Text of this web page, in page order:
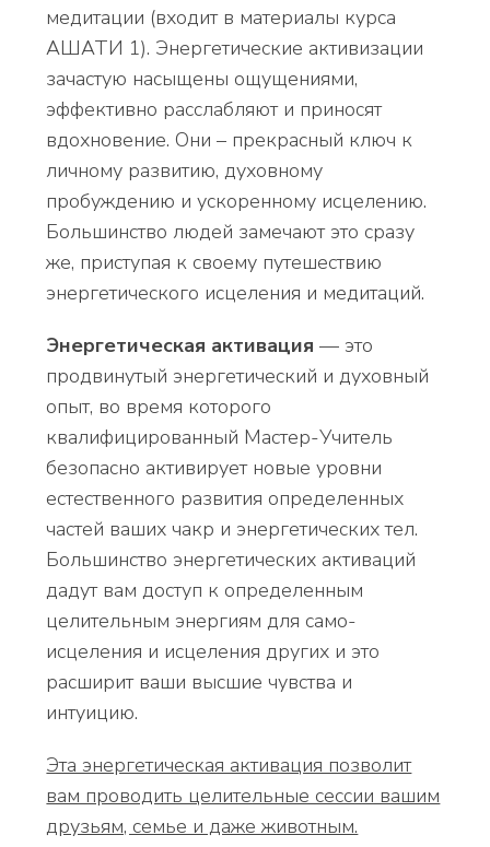
медитации (входит в материалы курса
АШАТИ 1). Энергетические активизации
зачастую насыщены ощущениями,
эффективно расслабляют и приносят
вдохновение. Они – прекрасный ключ к
личному развитию, духовному
пробуждению и ускоренному исцелению.
Большинство людей замечают это сразу
же, приступая к своему путешествию
энергетического исцеления и медитаций.
Энергетическая активация — это
продвинутый энергетический и духовный
опыт, во время которого
квалифицированный Мастер-Учитель
безопасно активирует новые уровни
естественного развития определенных
частей ваших чакр и энергетических тел.
Большинство энергетических активаций
дадут вам доступ к определенным
целительным энергиям для само-
исцеления и исцеления других и это
расширит ваши высшие чувства и
интуицию.
Эта энергетическая активация позволит
вам проводить целительные сессии вашим
друзьям, семье и даже животным.